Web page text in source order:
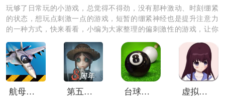
新手进阶指南
1、模式选择与角色熟悉：初入游戏，建议先从练习模式
开始，熟悉基础移动、攻击和防御操作。随后选择1-2个
心仪的角色，深入了解其普通攻击范围和技能特性，为
玩够了日常玩的小游戏，总觉得不得劲，没有那种激动、时刻绷紧
的状态，想玩点刺激一点的游戏，短暂的绷紧神经也是提升注意力
的一种方式，快来看看，小编为大家整理的偏刺激性的游戏，让你
航母降落hd安卓版 第五人格vivo渠道服 台球世界华为版 虚拟女友AIKA中文版